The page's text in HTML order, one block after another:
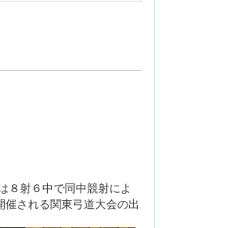
８射６中で同中競射によ
される関東弓道大会の出